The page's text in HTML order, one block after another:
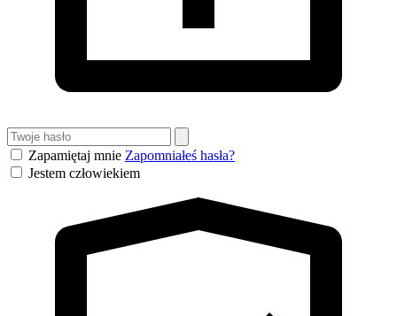
Zapamiętaj mnie Zapomniałeś hasła?
Jestem człowiekiem